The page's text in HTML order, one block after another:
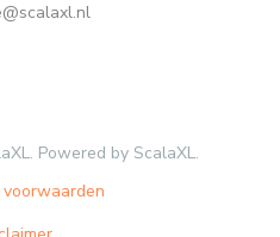
Powered by ScalaXL.